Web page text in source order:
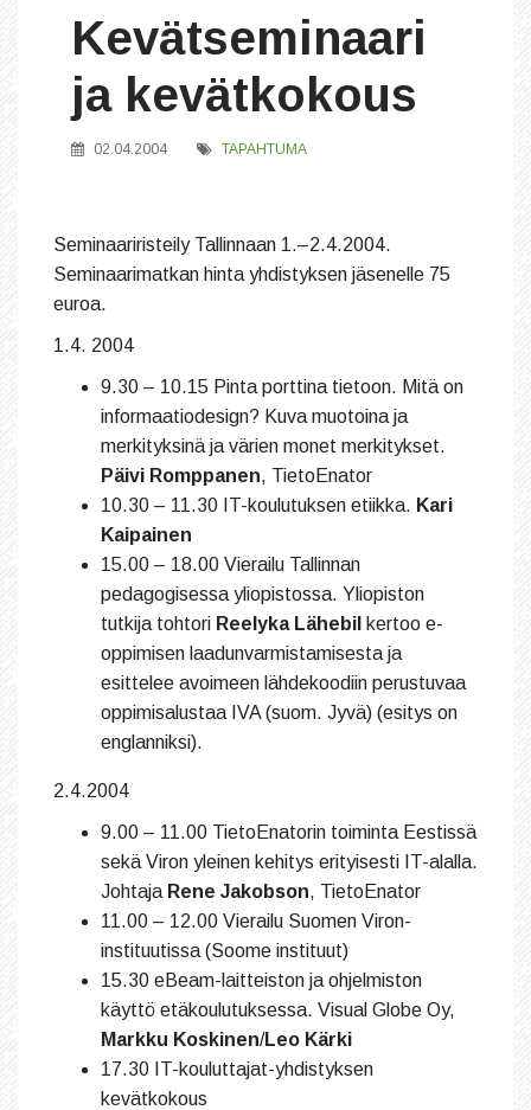
Kevätseminaari
ja kevätkokous
02.04.2004 TAPAHTUMA
Seminaariristeily Tallinnaan 1.–2.4.2004.
Seminaarimatkan hinta yhdistyksen jäsenelle 75
euroa.
1.4. 2004
9.30 – 10.15 Pinta porttina tietoon. Mitä on
informaatiodesign? Kuva muotoina ja
merkityksinä ja värien monet merkitykset.
Päivi Romppanen, TietoEnator
10.30 – 11.30 IT-koulutuksen etiikka. Kari
Kaipainen
15.00 – 18.00 Vierailu Tallinnan
pedagogisessa yliopistossa. Yliopiston
tutkija tohtori Reelyka Lähebil kertoo e-
oppimisen laadunvarmistamisesta ja
esittelee avoimeen lähdekoodiin perustuvaa
oppimisalustaa IVA (suom. Jyvä) (esitys on
englanniksi).
2.4.2004
9.00 – 11.00 TietoEnatorin toiminta Eestissä
sekä Viron yleinen kehitys erityisesti IT-alalla.
Johtaja Rene Jakobson, TietoEnator
11.00 – 12.00 Vierailu Suomen Viron-
instituutissa (Soome instituut)
15.30 eBeam-laitteiston ja ohjelmiston
käyttö etäkoulutuksessa. Visual Globe Oy,
Markku Koskinen/Leo Kärki
17.30 IT-kouluttajat-yhdistyksen
kevätkokous